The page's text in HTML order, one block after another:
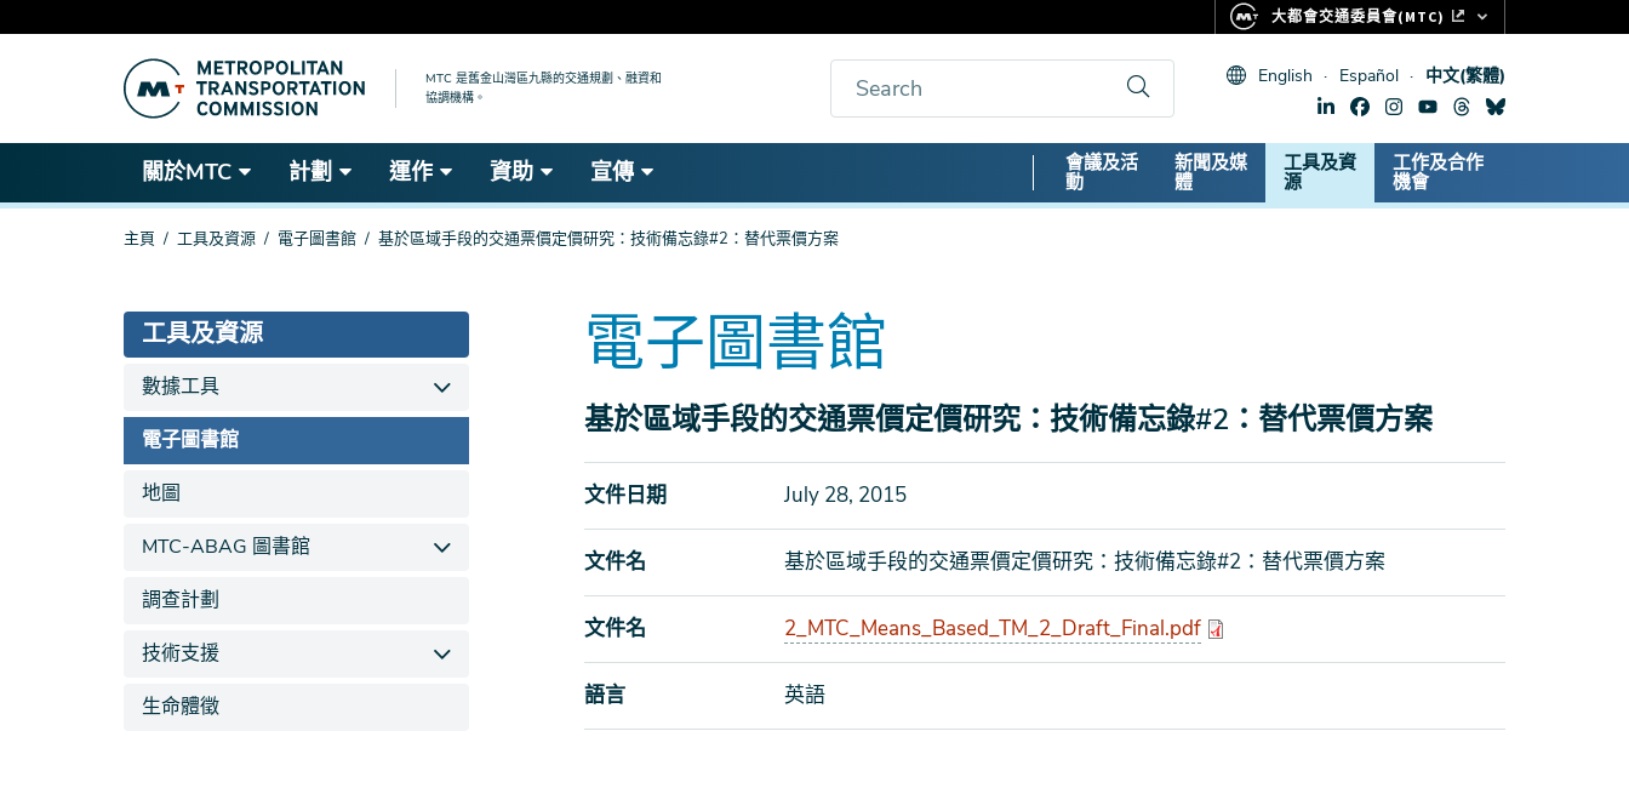
要
容
MTC 是舊金山灣區九縣的交通規劃、融資和
協調機構。
English Español 中文(繁體)
關於MTC 計劃 運作 資助 宣傳
Secondary
Nav
會議及活
動
新聞及媒
體
工具及資
源
工作及合作
機會
你
裡
主頁 工具及資源 電子圖書館 基於區域手段的交通票價定價研究：技術備忘錄#2：替代票價方案
電子圖書館
基於區域手段的交通票價定價研究：技術備忘錄#2：替代票價方案
文件日期 July 28, 2015
文件名 基於區域手段的交通票價定價研究：技術備忘錄#2：替代票價方案
文件名 2_MTC_Means_Based_TM_2_Draft_Final.pdf
語言 英語
工具及資源
數據工具
電子圖書館
地圖
MTC-ABAG 圖書館
調查計劃
技術支援
生命體徵
大都會交通委員會(MTC)
CLIPPER CARD
生命體徵